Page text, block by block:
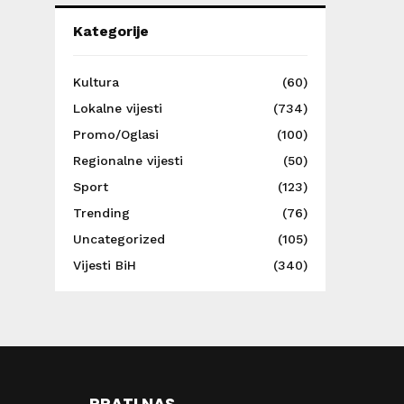
Kategorije
Kultura
(60)
Lokalne vijesti
(734)
Promo/Oglasi
(100)
Regionalne vijesti
(50)
Sport
(123)
Trending
(76)
Uncategorized
(105)
Vijesti BiH
(340)